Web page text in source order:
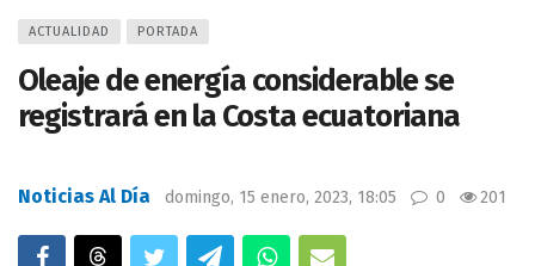
ACTUALIDAD PORTADA
Oleaje de energía considerable se
registrará en la Costa ecuatoriana
Noticias Al Día domingo, 15 enero, 2023, 18:05 0 201